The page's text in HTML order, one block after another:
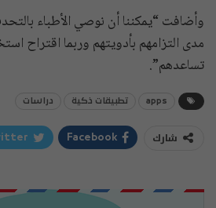
وأضافت “يمكننا أن نوصي الأطباء
مدى التزامهم بأدويتهم وربما اقتراح
تساعدهم”.
apps تطبيقات ذكية دراسات
شارك Facebook